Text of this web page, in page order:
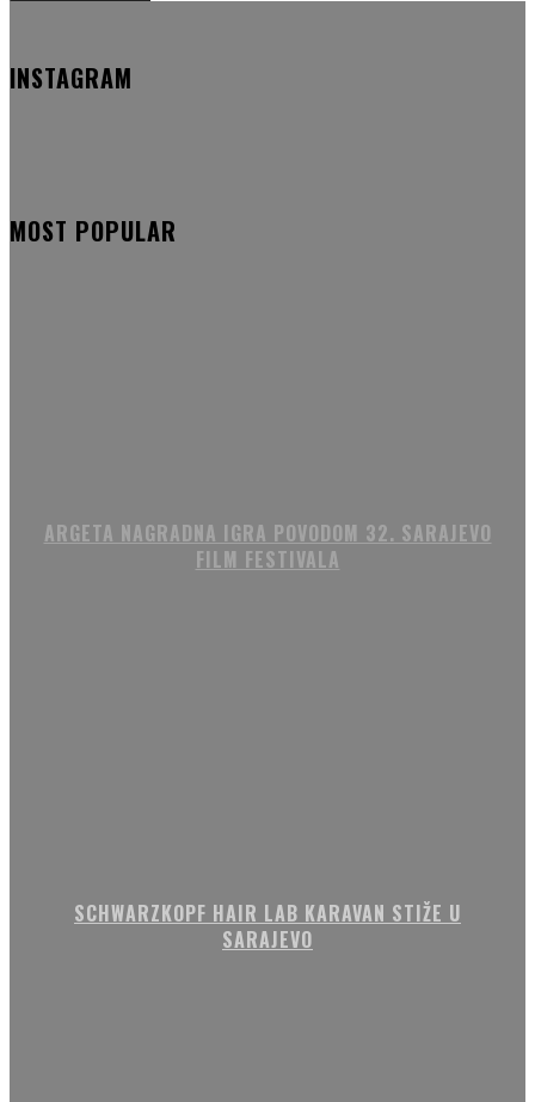
INSTAGRAM
MOST POPULAR
ARGETA NAGRADNA IGRA POVODOM 32. SARAJEVO
FILM FESTIVALA
SCHWARZKOPF HAIR LAB KARAVAN STIŽE U
SARAJEVO